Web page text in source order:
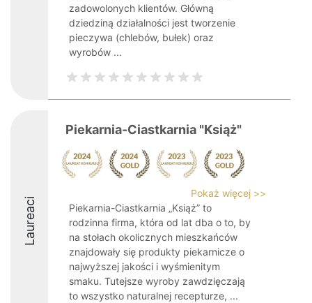
zadowolonych klientów. Główną
dziedziną działalności jest tworzenie
pieczywa (chlebów, bułek) oraz
wyrobów ...
Laureaci
Piekarnia-Ciastkarnia "Książ"
Pokaż więcej >>
Piekarnia-Ciastkarnia „Książ” to
rodzinna firma, która od lat dba o to, by
na stołach okolicznych mieszkańców
znajdowały się produkty piekarnicze o
najwyższej jakości i wyśmienitym
smaku. Tutejsze wyroby zawdzięczają
to wszystko naturalnej recepturze, ...